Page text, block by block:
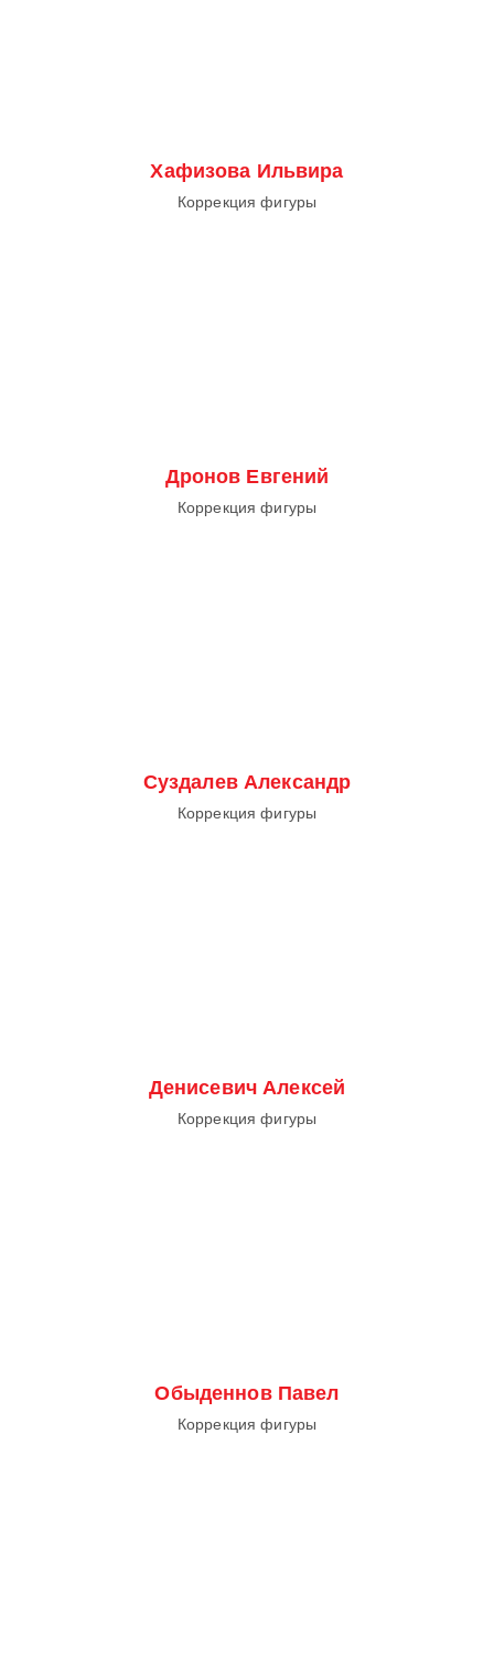
Хафизова Ильвира
Коррекция фигуры
Дронов Евгений
Коррекция фигуры
Суздалев Александр
Коррекция фигуры
Денисевич Алексей
Коррекция фигуры
Обыденнов Павел
Коррекция фигуры